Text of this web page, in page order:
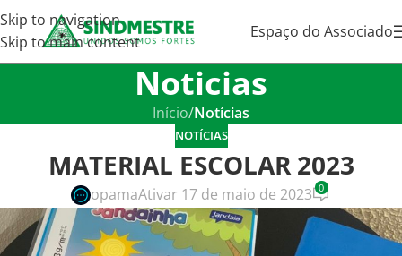
Skip to navigation
Skip to main content
Espaço do Associado
Noticias
Início/Notícias
NOTÍCIAS
MATERIAL ESCOLAR 2023
opamaAtivar 17 de maio de 2023 0